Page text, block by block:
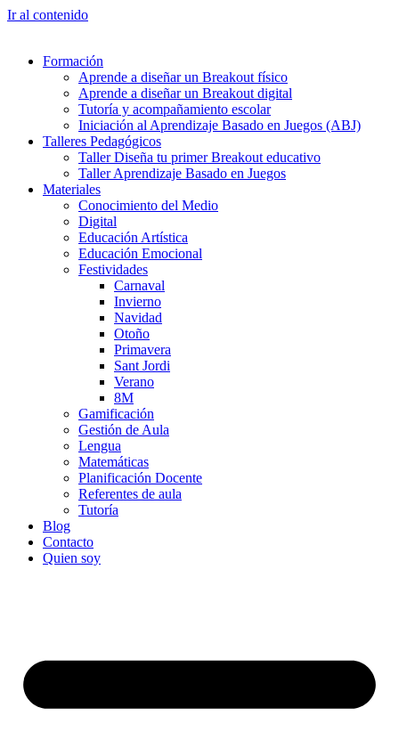
Ir al contenido
Formación
Aprende a diseñar un Breakout físico
Aprende a diseñar un Breakout digital
Tutoría y acompañamiento escolar
Iniciación al Aprendizaje Basado en Juegos (ABJ)
Talleres Pedagógicos
Taller Diseña tu primer Breakout educativo
Taller Aprendizaje Basado en Juegos
Materiales
Conocimiento del Medio
Digital
Educación Artística
Educación Emocional
Festividades
Carnaval
Invierno
Navidad
Otoño
Primavera
Sant Jordi
Verano
8M
Gamificación
Gestión de Aula
Lengua
Matemáticas
Planificación Docente
Referentes de aula
Tutoría
Blog
Contacto
Quien soy